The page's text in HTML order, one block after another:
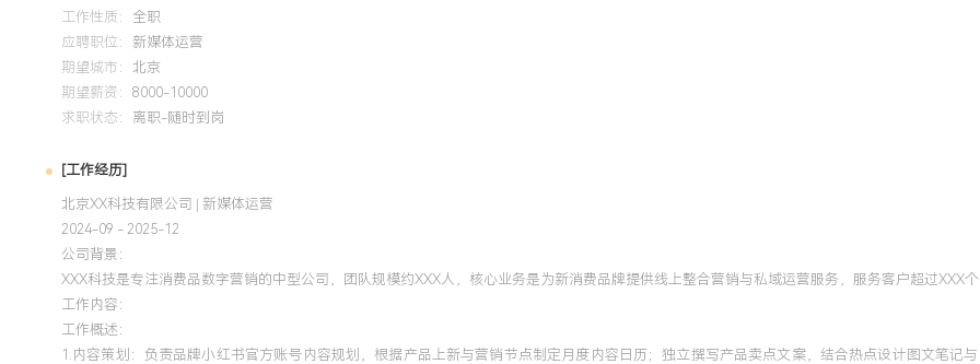
工作性质： 全职
应聘职位： 新媒体运营
期望城市： 北京
期望薪资： 8000-10000
求职状态： 离职-随时到岗
[工作经历]
北京XX科技有限公司 | 新媒体运营
2024-09 - 2025-12
公司背景：
XXX科技是专注消费品数字营销的中型公司，团队规模约XXX人，核心业务是为新消费品牌提供线上整合营销与私域运营服务，服务客户超过XXX
工作内容：
工作概述：
1.内容策划：负责品牌小红书官方账号内容规划，根据产品上新与营销节点制定月度内容日历；独立撰写产品卖点文案，结合热点设计图文笔记